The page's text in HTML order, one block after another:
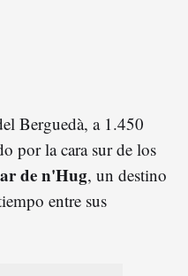
Berguedà, a 1.450
por la cara sur de los
de n'Hug, un destino
entre sus